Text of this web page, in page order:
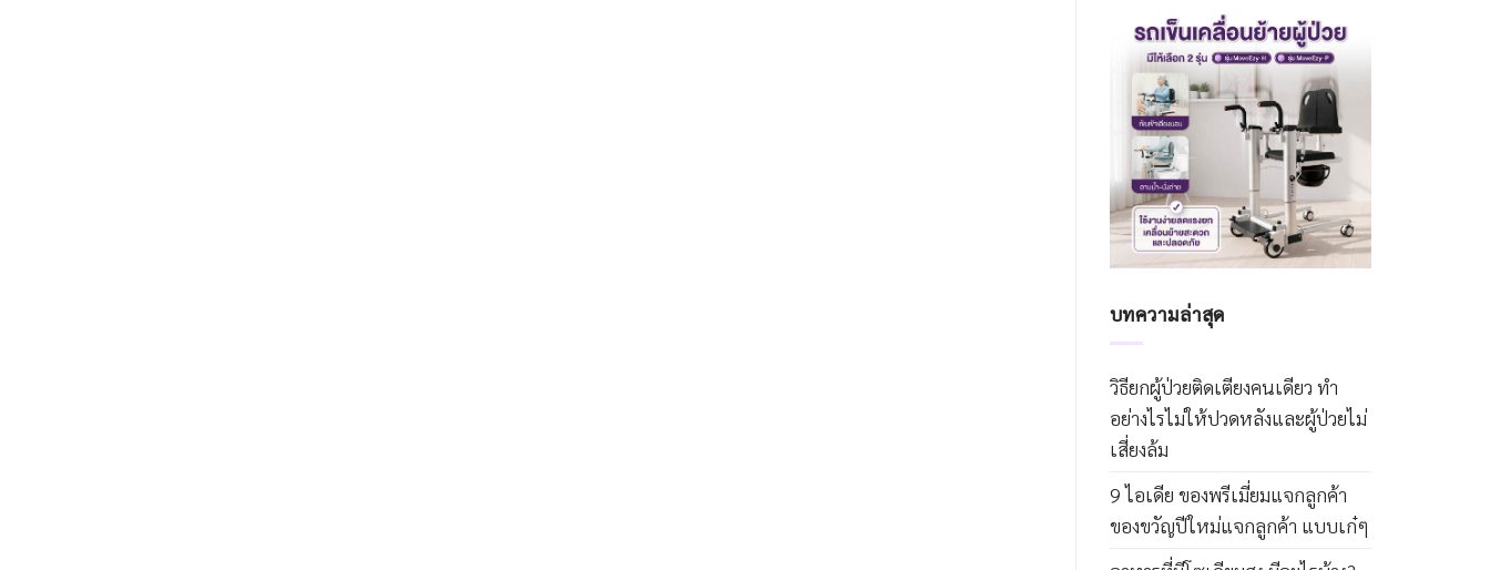
บทความล่าสุด
วิธียกผู้ป่วยติดเตียงคนเดียว ทำ
อย่างไรไม่ให้ปวดหลังและผู้ป่วยไม่
เสี่ยงล้ม
9 ไอเดีย ของพรีเมี่ยมแจกลูกค้า
ของขวัญปีใหม่แจกลูกค้า แบบเก๋ๆ